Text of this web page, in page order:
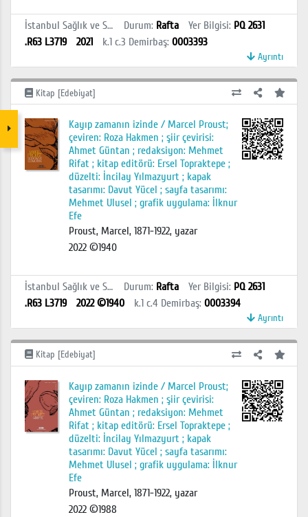
İstanbul Sağlık ve Sosyal Bilimler MYO Kütüphanesi Durum: Rafta Yer Bilgisi: PQ 2631
.R63 L3719
2021 k.1 c.3 Demirbaş: 0003393
Ayrıntı
Kitap [Edebiyat]
Kayıp zamanın izinde / Marcel Proust;
çeviren: Roza Hakmen ; şiir çevirisi:
Ahmet Güntan ; redaksiyon: Mehmet
Rifat ; kitap editörü: Ersel Topraktepe ;
düzelti: İncilay Yılmazyurt ; kapak
tasarımı: Davut Yücel ; sayfa tasarımı:
Mehmet Ulusel ; grafik uygulama: İlknur
Efe
Proust, Marcel, 1871-1922, yazar
2022 ©1940
İstanbul Sağlık ve Sosyal Bilimler MYO Kütüphanesi Durum: Rafta Yer Bilgisi: PQ 2631
.R63 L3719
2022 ©1940 k.1 c.4 Demirbaş: 0003394
Ayrıntı
Kitap [Edebiyat]
Kayıp zamanın izinde / Marcel Proust;
çeviren: Roza Hakmen ; şiir çevirisi:
Ahmet Güntan ; redaksiyon: Mehmet
Rifat ; kitap editörü: Ersel Topraktepe ;
düzelti: İncilay Yılmazyurt ; kapak
tasarımı: Davut Yücel ; sayfa tasarımı:
Mehmet Ulusel ; grafik uygulama: İlknur
Efe
Proust, Marcel, 1871-1922, yazar
2022 ©1988